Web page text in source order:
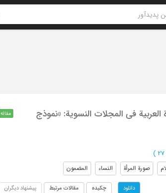
العربیة فی المجلات النسویة: «نموذج
مقاله
)
صورة المرأة النساء المضمون
دانلود چکیده مقالات مرتبط پیشنهاد دیگران